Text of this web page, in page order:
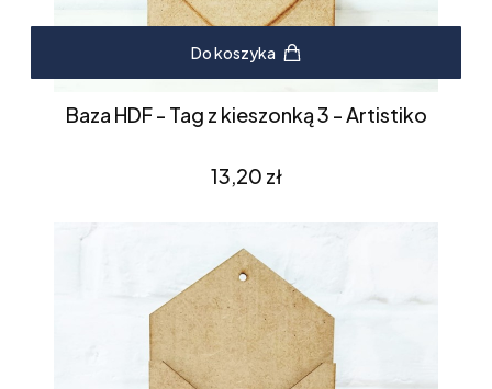
Do koszyka
Baza HDF - Tag z kieszonką 3 - Artistiko
Cena
13,20 zł